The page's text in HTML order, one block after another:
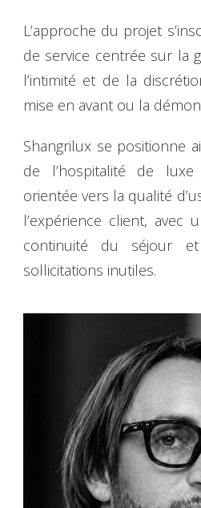
L’approche du projet
de service centrée sur la
l’intimité et de la
mise en avant ou la
Shangrilux se positionne
de l’hospitalité de
orientée vers la qualité
l’expérience client, avec
continuité du séjour
sollicitations inutiles.